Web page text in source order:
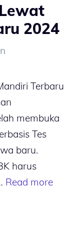
2024
Terbaru
membuka
Tes
baru.
harus
Read more